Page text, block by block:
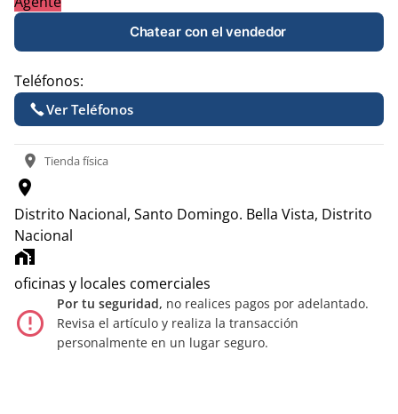
Chatear con el vendedor
Teléfonos:
Ver Teléfonos
location_on Tienda física
location_on
Distrito Nacional, Santo Domingo. Bella Vista, Distrito
Nacional
home_work
oficinas y locales comerciales
error_outline
Por tu seguridad, no realices pagos por adelantado.
Revisa el artículo y realiza la transacción
personalmente en un lugar seguro.